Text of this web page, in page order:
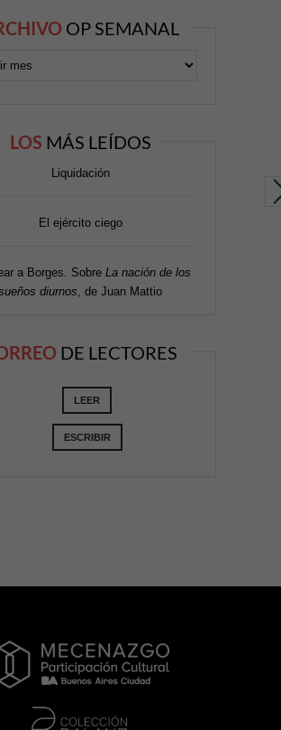
OP SEMANAL
LOS MÁS LEÍDOS
Liquidación
El ejército ciego
a Borges. Sobre La nación de los
diurnos , de Juan Mattio
DE LECTORES
LEER
ESCRIBIR